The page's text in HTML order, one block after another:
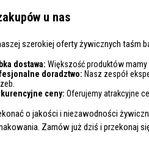
u nas
szerokiej oferty żywicznych taśm
dostawa: Większość produktów
doradztwo: Nasz zespół
ceny: Oferujemy atrakcyjne
o jakości i niezawodności
Zamów już dziś i przekonaj